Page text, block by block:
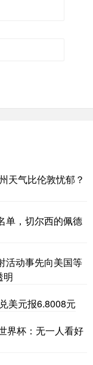
天气比伦敦忧郁？
单，切尔西的佩德
活动事先向美国等
明
美元报6.8008元
界杯：无一人看好